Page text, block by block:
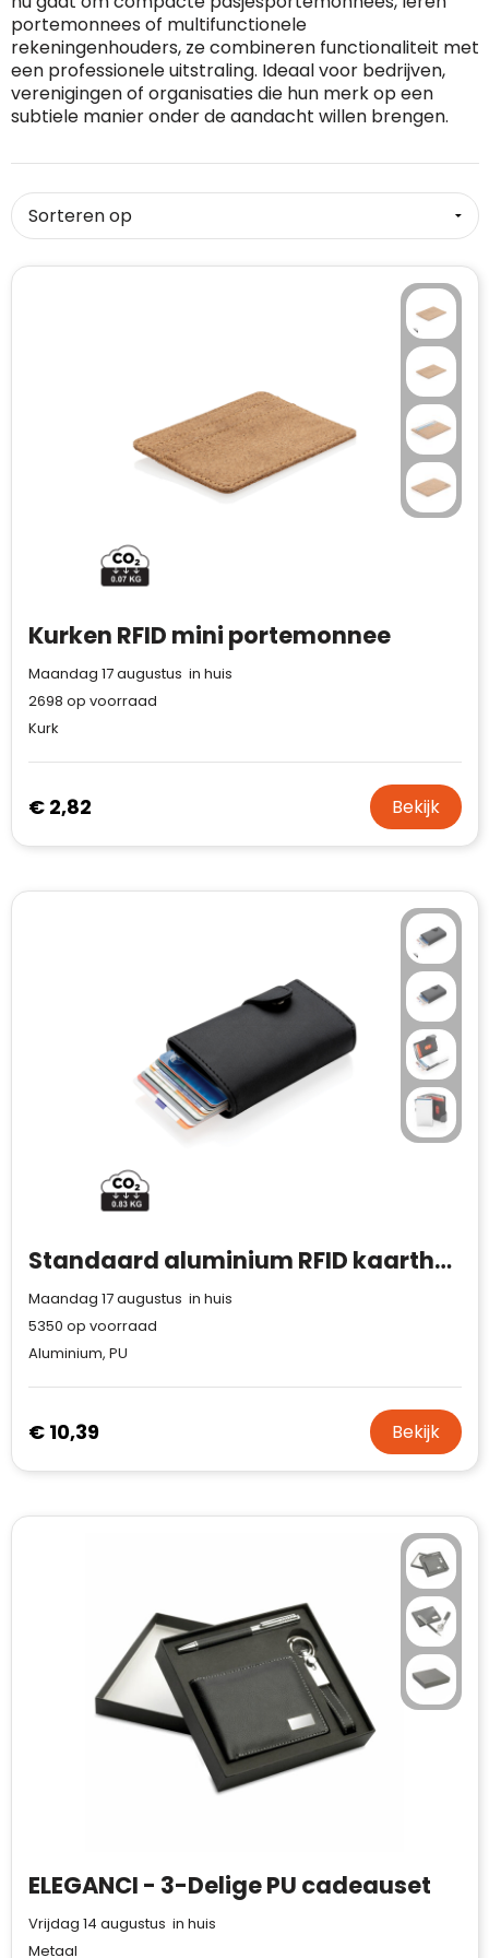
Home & Living
Keuken & Horeca
Vakantie, Recreatie & Spellen
Dag van de Vrijwilliger
Dag van de Zorgkundige
Pasen
Sinterklaas
RFX™
Sportlife®
Swiss Peak
Tenson
Fresh 'n Rebel
GolfOriginals
James Harvest
Kingcap
Moleskine
MyKit
Ocean Bottle
Custom medaille
Custom deken
Custom speelkaarten
Custom tas
Custom telefoonaccessoires
Zorg
portemonnees of multifunctionele
rekeningenhouders, ze combineren functionaliteit met
een professionele uitstraling. Ideaal voor bedrijven,
verenigingen of organisaties die hun merk op een
subtiele manier onder de aandacht willen brengen.
Kurken RFID mini portemonnee
Maandag 17 augustus in huis
2698 op voorraad
Kurk
€ 2,82 Bekijk
Standaard aluminium RFID kaarthouder met PU portemonnee
Maandag 17 augustus in huis
5350 op voorraad
Aluminium, PU
€ 10,39 Bekijk
ELEGANCI - 3-Delige PU cadeauset
Vrijdag 14 augustus in huis
Metaal
website in het algemeen aan de behoeften
Trustindex werkt samen met 137